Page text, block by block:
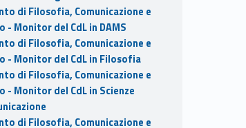
di Filosofia, Comunicazione e
- Monitor del CdL in DAMS
di Filosofia, Comunicazione e
- Monitor del CdL in Filosofia
di Filosofia, Comunicazione e
- Monitor del CdL in Scienze
di Filosofia, Comunicazione e